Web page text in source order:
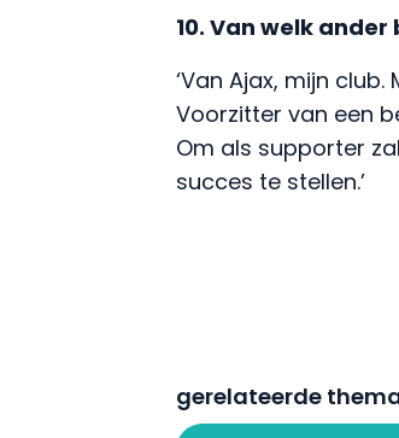
10. Van welk
‘Van Ajax, mijn
Voorzitter van een
Om als supporter
succes te stellen.’
gerelateerde